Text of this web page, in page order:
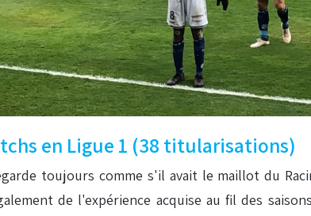
en Ligue 1 (38 titularisations)
toujours comme s'il avait le maillot du
de l'expérience acquise au fil des